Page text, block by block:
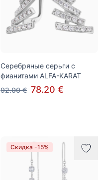
Серебряные серьги с
фианитами ALFA-KARAT
92.00 € 78.20 €
Скидка -15%